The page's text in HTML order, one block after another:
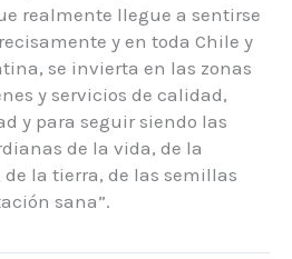
realmente llegue a sentirse
y en toda Chile y
se invierta en las zonas
y servicios de calidad,
y para seguir siendo las
de la vida, de la
la tierra, de las semillas
sana”.